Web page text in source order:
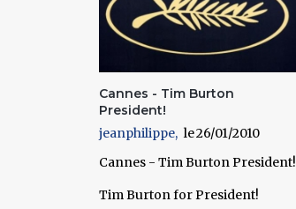
Cannes - Tim Burton
President!
jeanphilippe
26/01/2010
Cannes - Tim Burton President!
Tim Burton for President!